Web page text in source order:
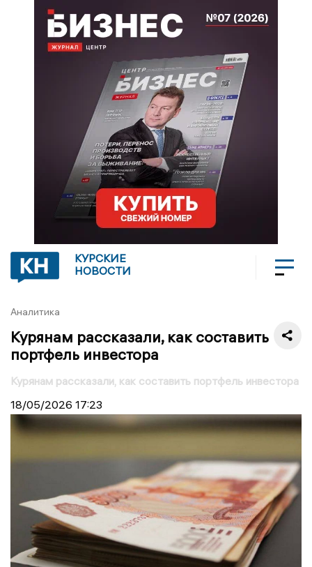
КУРСКИЕ
НОВОСТИ
Аналитика
Курянам рассказали, как составить
портфель инвестора
Курянам рассказали, как составить портфель инвестора
18/05/2026 17:23